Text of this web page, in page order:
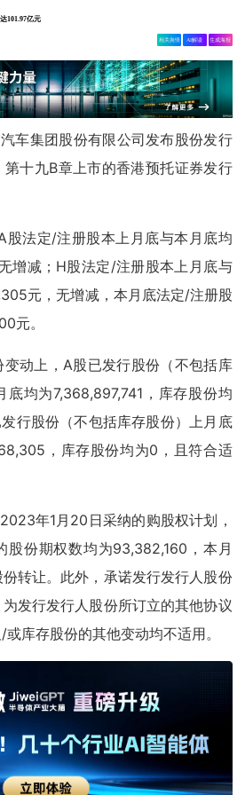
101.97亿元
相关舆情 AI解读 生成海报
车集团股份有限公司发布股份发行
十九B章上市的香港预托证券发行
股法定/注册股本上月底与本月底均
增减；H股法定/注册股本上月底与
元，无增减，本月底法定/注册股
元。
动上，A股已发行股份（不包括库
底均为7,368,897,741，库存股份均
行股份（不包括库存股份）上月底
，库存股份均为0，且符合适
年1月20日采纳的购股权计划，
股份期权数均为93,382,160，本月
转让。此外，承诺发行发行人股份
发行发行人股份所订立的其他协议
库存股份的其他变动均不适用。